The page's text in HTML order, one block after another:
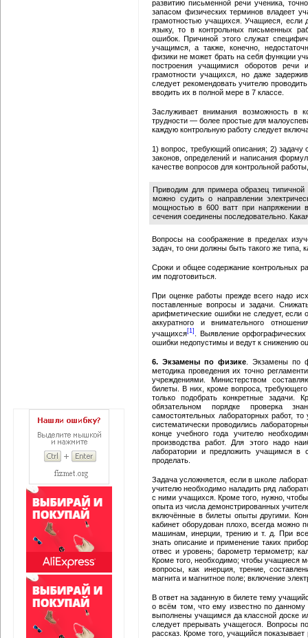
развитию письменной речи ученика,
запасом физических терминов владеет
грамотностью учащихся. Учащиеся, если
языку, то в контрольных письменных
ошибок. Причиной этого служат
учащимся, а также, конечно,
физики не может брать на себя функции
построения учащимися оборотов речи
грамотности учащихся, но даже
следует рекомендовать учителю
вводить их в полной мере в 7 классе.
Заслуживает внимания возможность в
трудности — более простые для
каждую контрольную работу следует
1) вопрос, требующий описания; 2)
законов, определений и написания
качестве вопросов для контрольной
Приводим для примера образец
можно судить о направлении
мощностью в 600 ватт при напряжении
сечения соединены последовательно.
Вопросы на соображение в пределах
задач, то они должны быть такого же типа,
Сроки и общее содержание контрольных
им подготовиться.
При оценке работы прежде всего надо
поставленные вопросы и задачи.
арифметические ошибки не следует, если
аккуратного и внимательного
учащихся[1]
. Выявление
ошибки недопустимы и ведут к снижению
6. Экзамены по физике. Экзамены по
методика проведения их точно
учреждениями. Министерством
билеты. В них, кроме вопроса,
только подобрать конкретные задачи.
обязательном порядке проверка
самостоятельных лабораторных работ,
систематически проводились
конце учебного года учителю
производства работ. Для этого надо
лаборатории и предложить учащимся в
проделать.
Задача усложняется, если в школе
учителю необходимо наладить ряд
с ними учащихся. Кроме того, нужно,
опыта из числа демонстрированных
включённые в билеты опыты другими.
кабинет оборудован плохо, всегда можно
машинам, инерции, трению и т. д. При
знать описание и применение таких
отвес и уровень; барометр термометр;
Кроме того, необходимо; чтобы учащиеся
вопросы, как инерция, трение,
магнита и магнитное поле; включение
В ответ на заданную в билете тему
о всём том, что ему известно по
выполнены учащимся да классной доске
следует прерывать учащегося. Вопросы
рассказ. Кроме того, учащийся